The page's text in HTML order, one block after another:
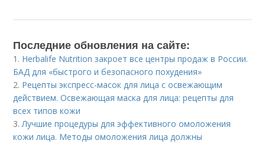
Последние обновления на сайте:
1. Herbalife Nutrition закроет все центры продаж в России.
БАД для «быстрого и безопасного похудения»
2. Рецепты экспресс-масок для лица с освежающим
действием. Освежающая маска для лица: рецепты для
всех типов кожи
3.Лучшие процедуры для эффективного омоложения
кожи лица. Методы омоложения лица должны